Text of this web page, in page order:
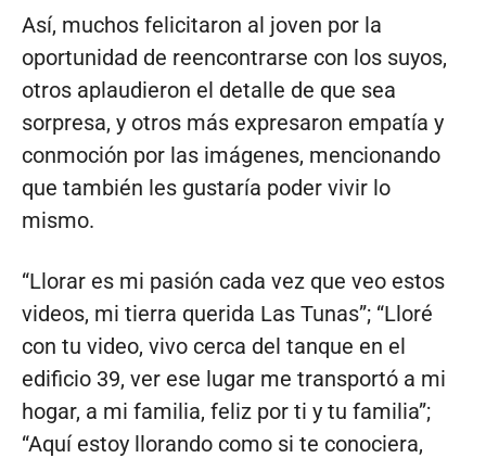
Así, muchos felicitaron al joven por la
oportunidad de reencontrarse con los suyos,
otros aplaudieron el detalle de que sea
sorpresa, y otros más expresaron empatía y
conmoción por las imágenes, mencionando
que también les gustaría poder vivir lo
mismo.
“Llorar es mi pasión cada vez que veo estos
videos, mi tierra querida Las Tunas”; “Lloré
con tu video, vivo cerca del tanque en el
edificio 39, ver ese lugar me transportó a mi
hogar, a mi familia, feliz por ti y tu familia”;
“Aquí estoy llorando como si te conociera,